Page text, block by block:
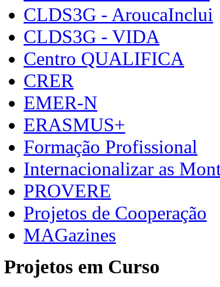
CLDS3G - AroucaInclui
CLDS3G - VIDA
Centro QUALIFICA
CRER
EMER-N
ERASMUS+
Formação Profissional
Internacionalizar as
PROVERE
Projetos de Cooperação
MAGazines
Projetos em Curso